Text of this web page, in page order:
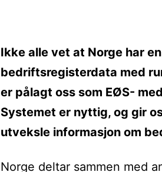
Ikke alle vet at Norge har
bedriftsregisterdata med
er pålagt oss som EØS-
Systemet er nyttig, og gir
utveksle informasjon om
Norge deltar sammen med